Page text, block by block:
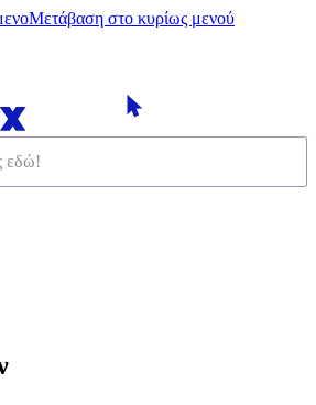
Μετάβαση στο κυρίως μενού